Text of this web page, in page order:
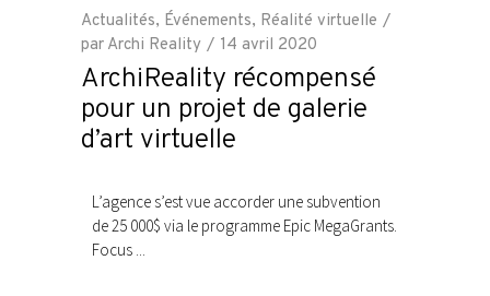
Actualités, Événements, Réalité virtuelle
par Archi Reality 14 avril 2020
ArchiReality récompensé
pour un projet de galerie
d’art virtuelle
L’agence s’est vue accorder une subvention
de 25 000$ via le programme Epic MegaGrants.
Focus